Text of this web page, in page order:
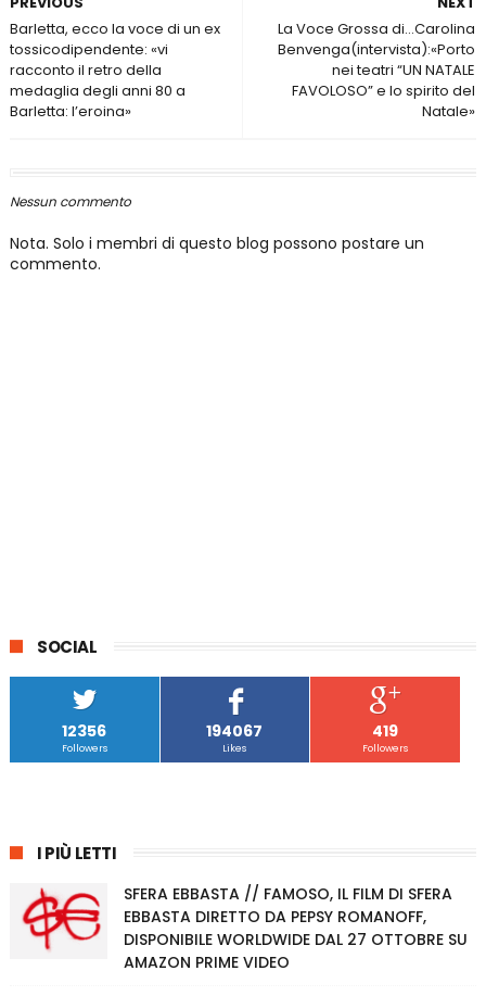
La Voce Grossa di…Carolina
Benvenga(intervista):«Porto
nei teatri “UN NATALE
FAVOLOSO” e lo spirito del
Natale»
Barletta, ecco la voce di un ex
tossicodipendente: «vi
racconto il retro della
medaglia degli anni 80 a
Barletta: l’eroina»
Nessun commento
Nota. Solo i membri di questo blog possono postare un
commento.
SOCIAL
12356
Followers
194067
Likes
419
Followers
I PIÙ LETTI
SFERA EBBASTA // FAMOSO, IL FILM DI SFERA
EBBASTA DIRETTO DA PEPSY ROMANOFF,
DISPONIBILE WORLDWIDE DAL 27 OTTOBRE SU
AMAZON PRIME VIDEO